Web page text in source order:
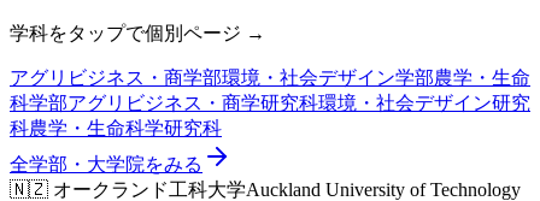
学科をタップで個別ページ →
アグリビジネス・商学部環境・社会デザイン学部農学・生命
科学部アグリビジネス・商学研究科環境・社会デザイン研究
科農学・生命科学研究科
全学部・大学院をみる
🇳🇿 オークランド工科大学Auckland University of Technology